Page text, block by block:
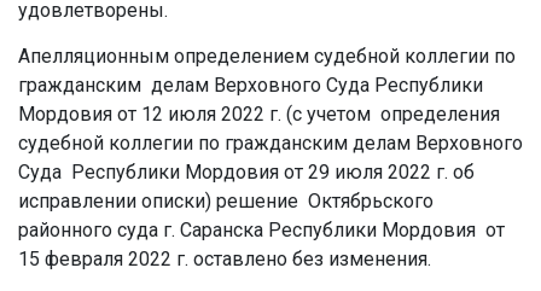
удовлетворены.
Апелляционным определением судебной коллегии по
гражданским делам Верховного Суда Республики
Мордовия от 12 июля 2022 г. (с учетом определения
судебной коллегии по гражданским делам Верховного
Суда Республики Мордовия от 29 июля 2022 г. об
исправлении описки) решение Октябрьского
районного суда г. Саранска Республики Мордовия от
15 февраля 2022 г. оставлено без изменения.